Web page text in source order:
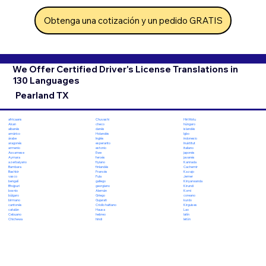
Obtenga una cotización y un pedido GRATIS
We Offer Certified Driver's License Translations in
130 Languages
Pearland TX
africaans
Akan
albanés
amárico
árabe
aragonés
armenio
Assamese
Aymara
azerbaiyano
Bambara
Bashkir
vasco
bengalí
Bhojpuri
bosnio
búlgaro
birmano
cantonés
catalán
Cebuano
Chichewa
Chuvashi
checo
danés
Holandés
Inglés
esperanto
estonio
Ewe
feroés
fiyiano
finlandés
Francés
Fula
gallego
georgiano
Alemán
Griego
Gujarati
Criollo haitiano
Hausa
hebreo
hindi
Hiri Motu
húngaro
islandés
Igbo
indonesio
Inuktitut
italiano
japonés
javanés
Kannada
Cachemir
Kazajo
Jemer
Kinyarwanda
Kirundi
Komi
coreano
kurdo
Kirguises
Lao
latín
letón